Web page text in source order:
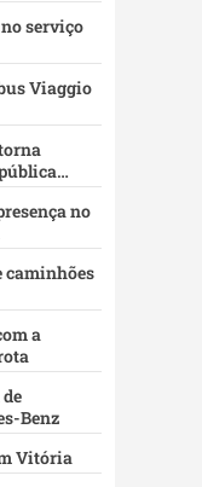
serviço
Viaggio
no
caminhões
a
Benz
Vitória